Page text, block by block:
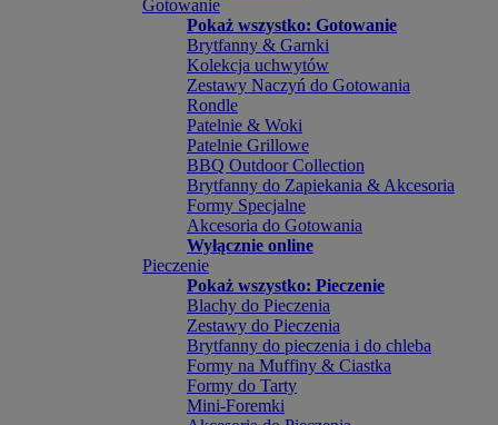
Gotowanie
Pokaż wszystko: Gotowanie
Brytfanny & Garnki
Kolekcja uchwytów
Zestawy Naczyń do Gotowania
Rondle
Patelnie & Woki
Patelnie Grillowe
BBQ Outdoor Collection
Brytfanny do Zapiekania & Akcesoria
Formy Specjalne
Akcesoria do Gotowania
Wyłącznie online
Pieczenie
Pokaż wszystko: Pieczenie
Blachy do Pieczenia
Zestawy do Pieczenia
Brytfanny do pieczenia i do chleba
Formy na Muffiny & Ciastka
Formy do Tarty
Mini-Foremki